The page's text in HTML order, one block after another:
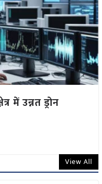
में उन्नत ड्रोन
View All